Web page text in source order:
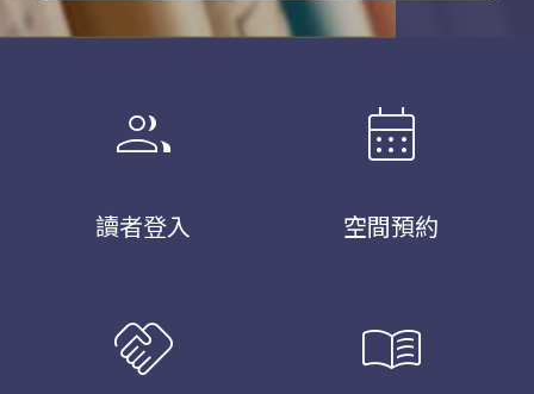
group
讀者登入
calendar_month
空間預約
handshake menu_book